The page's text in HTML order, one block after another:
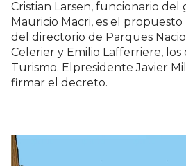
Cristian Larsen, funcionario del
Mauricio Macri, es el propuesto
del directorio de Parques
Celerier y Emilio Lafferriere, los
Turismo. Elpresidente Javier
firmar el decreto.